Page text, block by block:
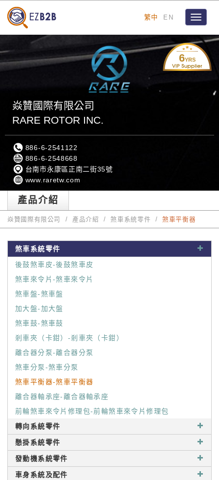
繁中 EN
Toggle
6YRS
焱贊國際有限公司
RARE ROTOR INC.
886-6-2541122
886-6-2548668
台南市永康區正南二街35號
www.raretw.com
產品介紹
焱贊國際有限公司 產品介紹 煞車系統零件 煞車平衡器
煞車系統零件
後鼓煞車皮-後鼓煞車皮
煞車來令片-煞車來令片
煞車盤-煞車盤
加大盤-加大盤
煞車鼓-煞車鼓
剎車夾（卡鉗）-剎車夾（卡鉗）
離合器分泵-離合器分泵
煞車分泵-煞車分泵
煞車平衡器-煞車平衡器
離合器軸承座-離合器軸承座
前輪煞車來令片修理包-前輪煞車來令片修理包
轉向系統零件
懸掛系統零件
發動機系統零件
車身系統及配件